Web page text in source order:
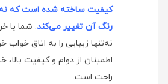
کیفیت ساخته شده است که
رنگ آن تغییر می‌کند. شما با
نه‌تنها زیبایی را به اتاق خواب
اطمینان از دوام و کیفیت بالا،
راحت است.